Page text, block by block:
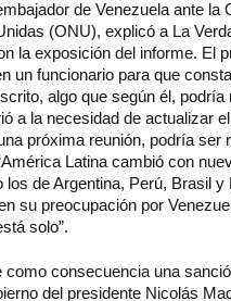
de Venezuela ante la
(ONU), explicó a La
la exposición del informe. El
un funcionario para que
algo que según él, podría
a la necesidad de actualizar
próxima reunión, podría ser
Latina cambió con
los de Argentina, Perú, Brasil y
su preocupación por
solo”.
como consecuencia una
del presidente Nicolás